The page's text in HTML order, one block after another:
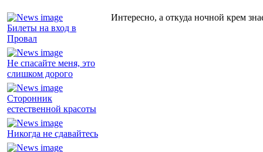
Билеты на вход в
Провал
Не спасайте меня, это
слишком дорого
Сторонник
естественной красоты
Никогда не сдавайтесь
Интересно, а откуда ночной крем